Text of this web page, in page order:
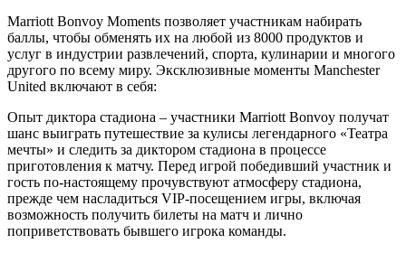
Marriott Bonvoy Moments позволяет участникам набирать
баллы, чтобы обменять их на любой из 8000 продуктов и
услуг в индустрии развлечений, спорта, кулинарии и многого
другого по всему миру. Эксклюзивные моменты Manchester
United включают в себя:
Опыт диктора стадиона – участники Marriott Bonvoy получат
шанс выиграть путешествие за кулисы легендарного «Театра
мечты» и следить за диктором стадиона в процессе
приготовления к матчу. Перед игрой победивший участник и
гость по-настоящему прочувствуют атмосферу стадиона,
прежде чем насладиться VIP-посещением игры, включая
возможность получить билеты на матч и лично
поприветствовать бывшего игрока команды.